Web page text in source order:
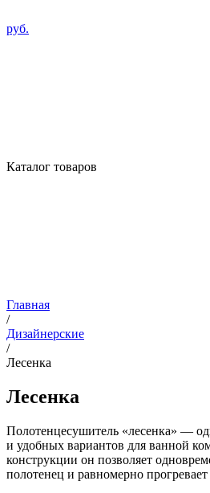
руб.
Каталог товаров
Главная
/
Дизайнерские
/
Лесенка
Лесенка
Полотенцесушитель «лесенка» —
и удобных вариантов для ванной
конструкции он позволяет
полотенец и равномерно